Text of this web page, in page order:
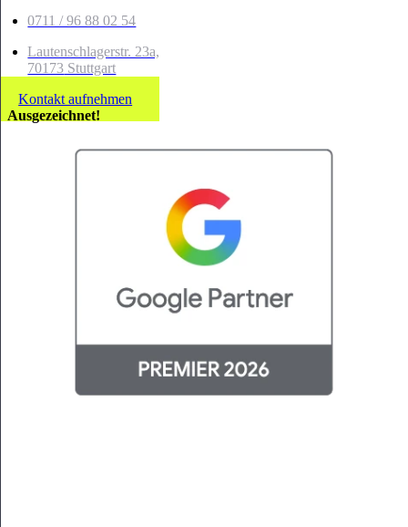
0711 / 96 88 02 54
Lautenschlagerstr. 23a,
70173 Stuttgart
Kontakt aufnehmen
Ausgezeichnet!